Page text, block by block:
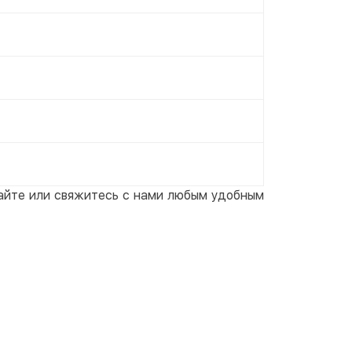
или свяжитесь с нами любым удобным